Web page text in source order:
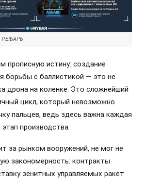
РЫБАРЬ
прописную истину: создание
борьбы с баллистикой — это не
дрона на коленке. Это сложнейший
цикл, который невозможно
пальцев, ведь здесь важна каждая
производства.
за рынком вооружений, не мог не
закономерность: контракты
зенитных управляемых ракет